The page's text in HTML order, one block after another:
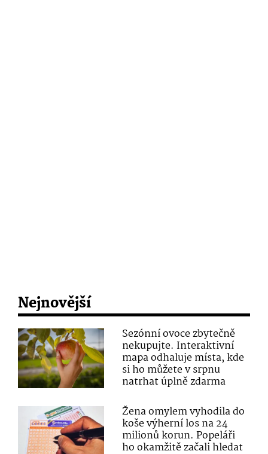
Nejnovější
Sezónní ovoce zbytečně
nekupujte. Interaktivní
mapa odhaluje místa, kde
si ho můžete v srpnu
natrhat úplně zdarma
Žena omylem vyhodila do
koše výherní los na 24
milionů korun. Popeláři
ho okamžitě začali hledat